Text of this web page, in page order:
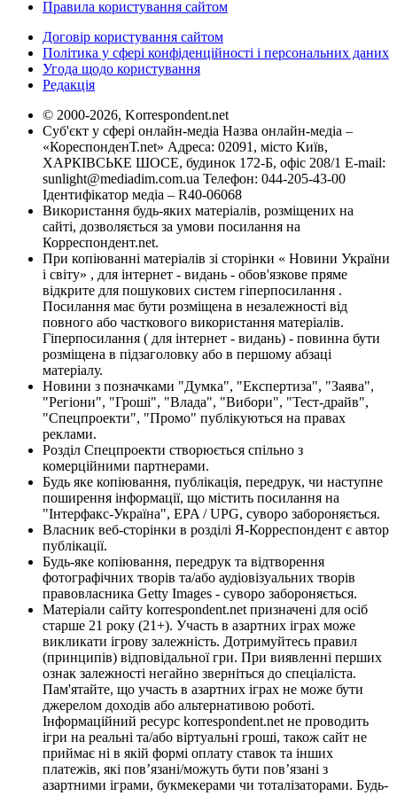
Правила користування сайтом
Договір користування сайтом
Політика у сфері конфіденційності і персональних даних
Угода щодо користування
Редакція
© 2000-2026, Korrespondent.net
Суб'єкт у сфері онлайн-медіа Назва онлайн-медіа –
«КореспонденТ.net» Адреса: 02091, місто Київ,
ХАРКІВСЬКЕ ШОСЕ, будинок 172-Б, офіс 208/1 E-mail:
sunlight@mediadim.com.ua Телефон: 044-205-43-00
Ідентифікатор медіа – R40-06068
Використання будь-яких матеріалів, розміщених на
сайті, дозволяється за умови посилання на
Корреспондент.net.
При копіюванні матеріалів зі сторінки « Новини України
і світу» , для інтернет - видань - обов'язкове пряме
відкрите для пошукових систем гіперпосилання .
Посилання має бути розміщена в незалежності від
повного або часткового використання матеріалів.
Гіперпосилання ( для інтернет - видань) - повинна бути
розміщена в підзаголовку або в першому абзаці
матеріалу.
Новини з позначками "Думка", "Експертиза", "Заява",
"Регіони", "Гроші", "Влада", "Вибори", "Тест-драйв",
"Спецпроекти", "Промо" публікуються на правах
реклами.
Розділ Спецпроекти створюється спільно з
комерційними партнерами.
Будь яке копіювання, публікація, передрук, чи наступне
поширення інформації, що містить посилання на
"Інтерфакс-Україна", EPA / UPG, суворо забороняється.
Власник веб-сторінки в розділі Я-Корреспондент є автор
публікації.
Будь-яке копіювання, передрук та відтворення
фотографічних творів та/або аудіовізуальних творів
правовласника Getty Images - суворо забороняється.
Матеріали сайту korrespondent.net призначені для осіб
старше 21 року (21+). Участь в азартних іграх може
викликати ігрову залежність. Дотримуйтесь правил
(принципів) відповідальної гри. При виявленні перших
ознак залежності негайно зверніться до спеціаліста.
Пам'ятайте, що участь в азартних іграх не може бути
джерелом доходів або альтернативою роботі.
Інформаційний ресурс korrespondent.net не проводить
ігри на реальні та/або віртуальні гроші, також сайт не
приймає ні в якій формі оплату ставок та інших
платежів, які пов’язані/можуть бути пов’язані з
азартними іграми, букмекерами чи тоталізаторами. Будь-